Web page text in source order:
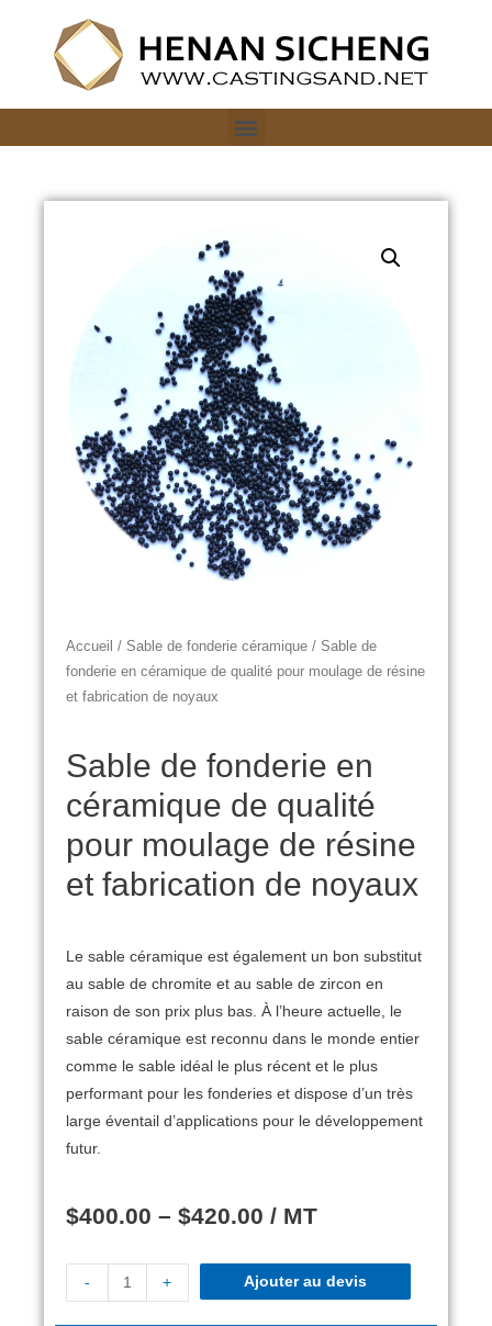
Accueil / Sable de fonderie céramique / Sable de
fonderie en céramique de qualité pour moulage de résine
et fabrication de noyaux
Sable de fonderie en
céramique de qualité
pour moulage de résine
et fabrication de noyaux
Le sable céramique est également un bon substitut
au sable de chromite et au sable de zircon en
raison de son prix plus bas. À l’heure actuelle, le
sable céramique est reconnu dans le monde entier
comme le sable idéal le plus récent et le plus
performant pour les fonderies et dispose d’un très
large éventail d’applications pour le développement
futur.
$400.00 – $420.00 / MT
- + Ajouter au devis